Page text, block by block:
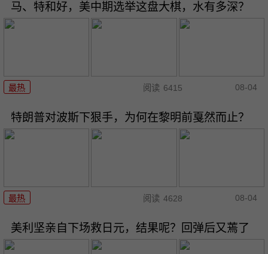
马、特和好，美中期选举这盘大棋，水有多深？
最热 阅读 6415 08-04
特朗普对波斯下狠手，为何在黎明前戛然而止？
最热 阅读 4628 08-04
美利坚亲自下场救日元，结果呢？回弹后又蔫了